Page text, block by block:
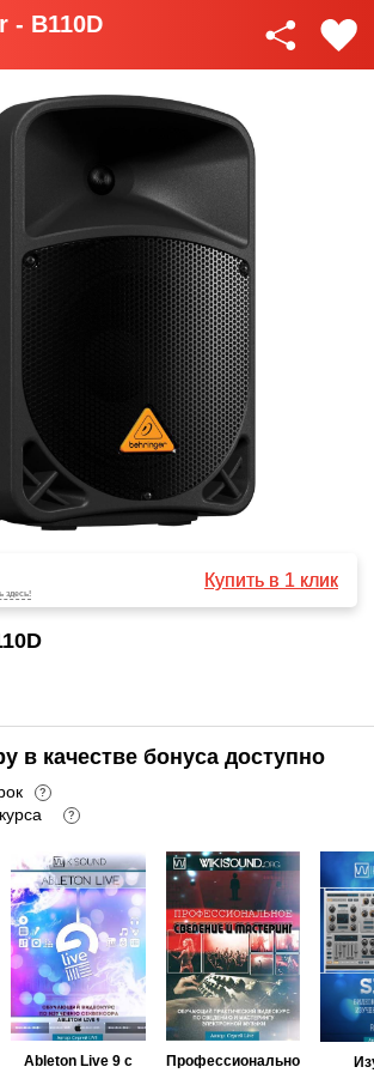
- B110D
здесь!
Купить в 1 клик
в качестве бонуса доступно
?
?
Ableton Live 9 с
Профессионально